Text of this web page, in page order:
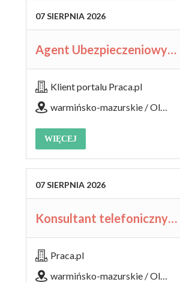
07SIERPNIA 2026
Agent Ubezpieczeniowy / Agentka Ubezpieczeniowa
Klient portalu Praca.pl
warmińsko-mazurskie / Olsztyn
WIĘCEJ
07SIERPNIA 2026
Konsultant telefoniczny / Konsultantka telefoniczna
Praca.pl
warmińsko-mazurskie / Olsztyn